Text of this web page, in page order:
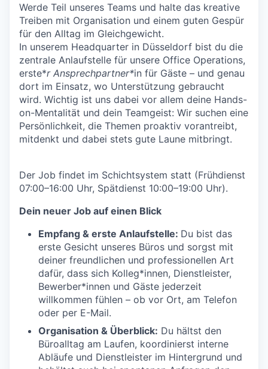
Werde Teil unseres Teams und halte das kreative
Treiben mit Organisation und einem guten Gespür
für den Alltag im Gleichgewicht.
In unserem Headquarter in Düsseldorf bist du die
zentrale Anlaufstelle für unsere Office Operations,
erste*r Ansprechpartner*in für Gäste – und genau
dort im Einsatz, wo Unterstützung gebraucht
wird. Wichtig ist uns dabei vor allem deine Hands-
on-Mentalität und dein Teamgeist: Wir suchen eine
Persönlichkeit, die Themen proaktiv vorantreibt,
mitdenkt und dabei stets gute Laune mitbringt.
Der Job findet im Schichtsystem statt (Frühdienst
07:00–16:00 Uhr, Spätdienst 10:00–19:00 Uhr).
Dein neuer Job auf einen Blick
Empfang & erste Anlaufstelle: Du bist das
erste Gesicht unseres Büros und sorgst mit
deiner freundlichen und professionellen Art
dafür, dass sich Kolleg*innen, Dienstleister,
Bewerber*innen und Gäste jederzeit
willkommen fühlen – ob vor Ort, am Telefon
oder per E-Mail.
Organisation & Überblick: Du hältst den
Büroalltag am Laufen, koordinierst interne
Abläufe und Dienstleister im Hintergrund und